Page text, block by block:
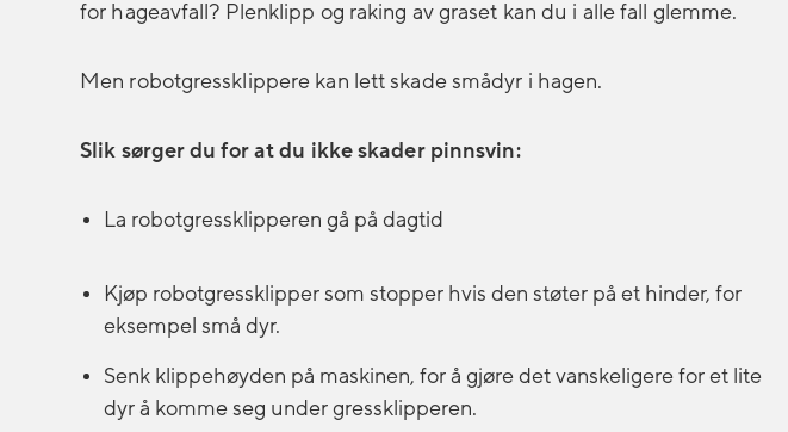
for hageavfall? Plenklipp og raking av graset kan du i alle fall glemme.
Men robotgressklippere kan lett skade smådyr i hagen.
Slik sørger du for at du ikke skader pinnsvin:
La robotgressklipperen gå på dagtid
Kjøp robotgressklipper som stopper hvis den støter på et hinder, for
eksempel små dyr.
Senk klippehøyden på maskinen, for å gjøre det vanskeligere for et lite
dyr å komme seg under gressklipperen.